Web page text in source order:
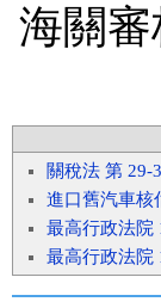
海關審
關稅法 第 29-
進口舊汽車核
最高行政法院
最高行政法院